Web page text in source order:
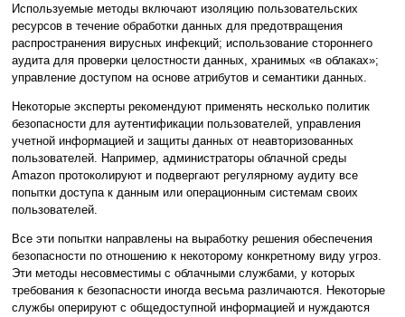
Используемые методы включают изоляцию пользовательских
ресурсов в течение обработки данных для предотвращения
распространения вирусных инфекций; использование стороннего
аудита для проверки целостности данных, хранимых «в облаках»;
управление доступом на основе атрибутов и семантики данных.
Некоторые эксперты рекомендуют применять несколько политик
безопасности для аутентификации пользователей, управления
учетной информацией и защиты данных от неавторизованных
пользователей. Например, администраторы облачной среды
Amazon протоколируют и подвергают регулярному аудиту все
попытки доступа к данным или операционным системам своих
пользователей.
Все эти попытки направлены на выработку решения обеспечения
безопасности по отношению к некоторому конкретному виду угроз.
Эти методы несовместимы с облачными службами, у которых
требования к безопасности иногда весьма различаются. Некоторые
службы оперируют с общедоступной информацией и нуждаются